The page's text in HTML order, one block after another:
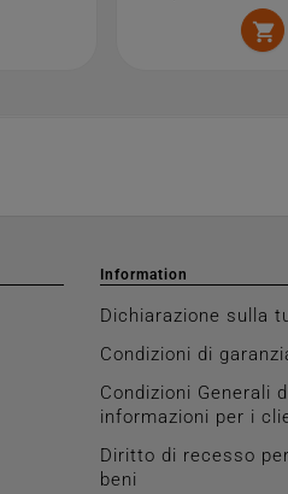

Information
Dichiarazione sulla
Condizioni di
Condizioni Generali
informazioni per i
Diritto di recesso
beni